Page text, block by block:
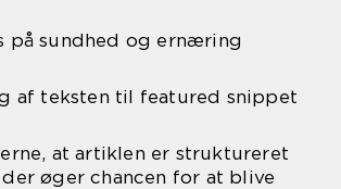
på sundhed og ernæring
af teksten til featured snippet
at artiklen er struktureret
der øger chancen for at blive